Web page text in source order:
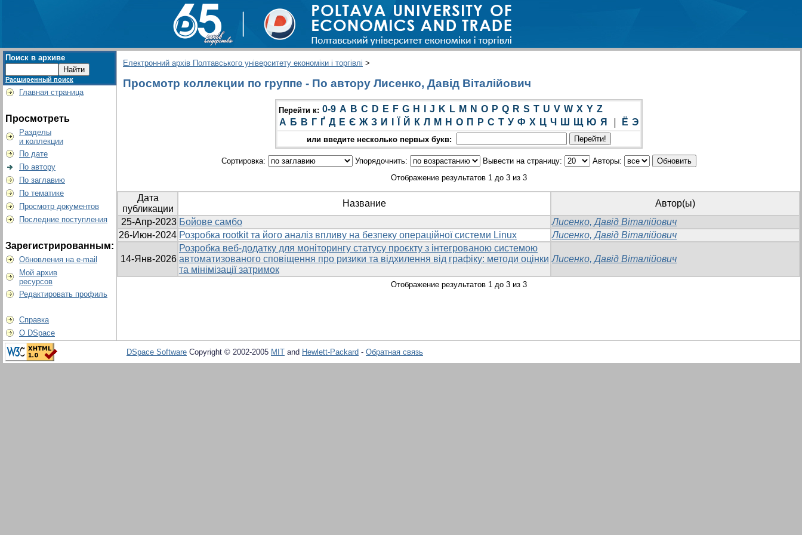
Поиск в архиве
Расширенный поиск
Главная страница
Просмотреть
Разделы
и коллекции
По дате
По автору
По заглавию
По тематике
Просмотр документов
Последние поступления
Зарегистрированным:
Обновления на e-mail
Мой архив
ресурсов
Редактировать профиль
Справка
О DSpace
Електронний архів Полтавського університету економіки і торгівлі >
Просмотр коллекции по группе - По автору Лисенко, Давід Віталійович
Перейти к: 0-9 A B C D E F G H J K L M N O P Q R S T U V W X Y Z
А Б В Г Ґ Д Е Є Ж З И Й К Л М Н О П Р С Т У Ф Х Ц Ч Ш Щ Ю Я Ё Э
или введите несколько первых букв:
Сортировка: Упорядочнить: Вывести на страницу:
Авторы:
Отображение результатов 1 до 3 из 3
Дата
публикации
Название
Автор(ы)
25-Апр-2023 Бойове самбо
Лисенко, Давід Віталійович
26-Июн-2024 Розробка rootkit та його аналіз впливу на бeзпеку операційної системи Linux Лисенко, Давід Віталійович
14-Янв-2026
Розробка веб-додатку для моніторингу статусу проєкту з інтегрованою системою
автоматизованого сповіщення про ризики та відхилення від графіку: методи оцінки
та мінімізації затримок
Лисенко, Давід Віталійович
Отображение результатов 1 до 3 из 3
DSpace Software Copyright © 2002-2005 MIT and Hewlett-Packard - Обратная связь